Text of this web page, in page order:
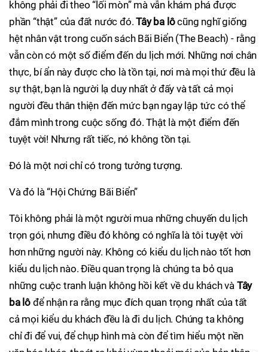
không phải đi theo “lối mòn” mà vẫn khám phá được
phần “thật” của đất nước đó.Tây ba lôcũng nghĩ giống
hệt nhân vật trong cuốn sách Bãi Biển (The Beach) - rằng
vẫn còn có một số điểm đến du lịch mới. Những nơi chân
thực, bí ẩn này được cho là tồn tại, nơi mà mọi thứ đều là
sự thật, bạn là người lạ duy nhất ở đấy và tất cả mọi
người đều thân thiện đến mức bạn ngay lập tức có thể
đắm mình trong cuộc sống đó. Thật là một điểm đến
tuyệt vời! Nhưng rất tiếc, nó không tồn tại.
Đó là một nơi chỉ có trong tưởng tượng.
Và đó là “Hội Chứng Bãi Biển”
Tôi không phải là một người mua những chuyến du lịch
trọn gói, nhưng điều đó không có nghĩa là tôi tuyệt vời
hơn những người này. Không có kiểu du lịch nào tốt hơn
kiểu du lịch nào. Điều quan trọng là chúng ta bỏ qua
những cuộc tranh luận không hồi kết về du khách và Tây
ba lô để nhận ra rằng mục đích quan trọng nhất của tất
cả mọi kiểu du khách đều là đi du lịch. Chúng ta không
chỉ đi để vui, để chụp hình mà còn để tìm hiểu một nền